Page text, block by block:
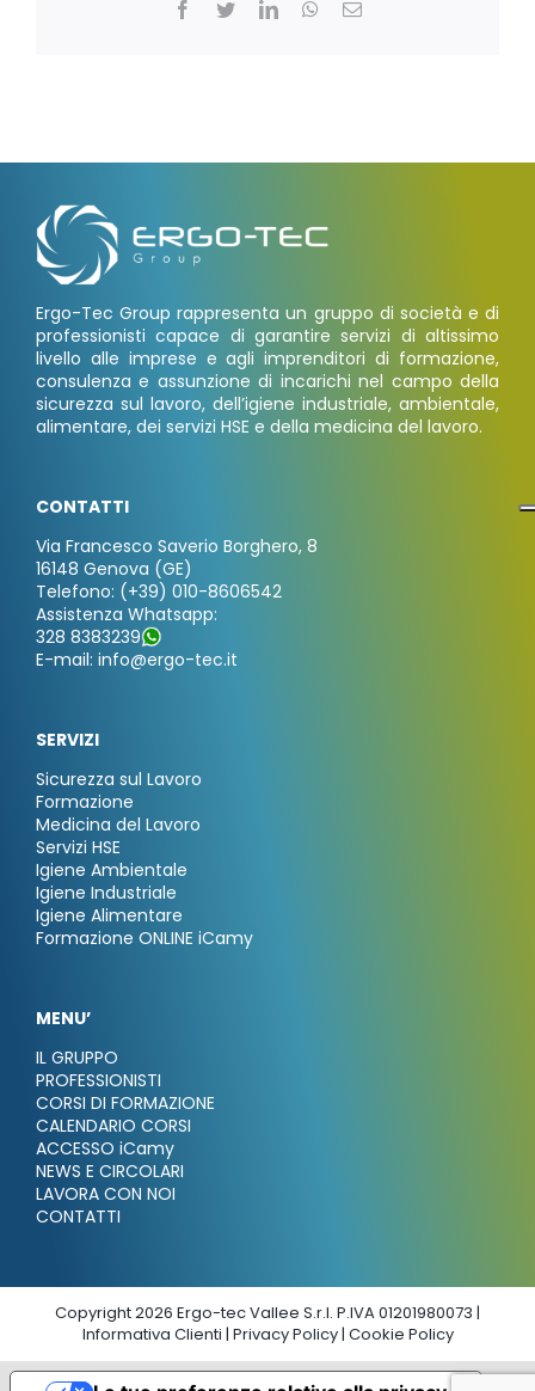
Facebook
TwitterLinkedInWhatsApp
Email
Ergo-Tec Group rappresenta un gruppo di società e di
professionisti capace di garantire servizi di altissimo
livello alle imprese e agli imprenditori di formazione,
consulenza e assunzione di incarichi nel campo della
sicurezza sul lavoro, dell’igiene industriale, ambientale,
alimentare, dei servizi HSE e della medicina del lavoro.
CONTATTI
Via Francesco Saverio Borghero, 8
16148 Genova (GE)
Telefono: (+39) 010-8606542
Assistenza Whatsapp:
328 8383239
E-mail: info@ergo-tec.it
SERVIZI
Sicurezza sul Lavoro
Formazione
Medicina del Lavoro
Servizi HSE
Igiene Ambientale
Igiene Industriale
Igiene Alimentare
Formazione ONLINE iCamy
MENU’
IL GRUPPO
PROFESSIONISTI
CORSI DI FORMAZIONE
CALENDARIO CORSI
ACCESSO iCamy
NEWS E CIRCOLARI
LAVORA CON NOI
CONTATTI
Copyright 2026 Ergo-tec Vallee S.r.l. P.IVA 01201980073 |
Informativa Clienti | Privacy Policy| Cookie Policy